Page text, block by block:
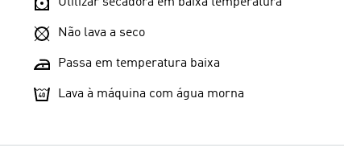
Não lava a seco
Passa em temperatura baixa
Lava à máquina com água morna